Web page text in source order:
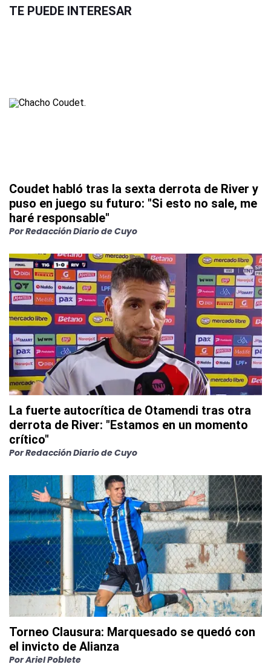
TE PUEDE INTERESAR
Coudet habló tras la sexta derrota de River y
puso en juego su futuro: "Si esto no sale, me
haré responsable"
PorRedacción Diario de Cuyo
La fuerte autocrítica de Otamendi tras otra
derrota de River: "Estamos en un momento
crítico"
PorRedacción Diario de Cuyo
Torneo Clausura: Marquesado se quedó con
el invicto de Alianza
PorAriel Poblete